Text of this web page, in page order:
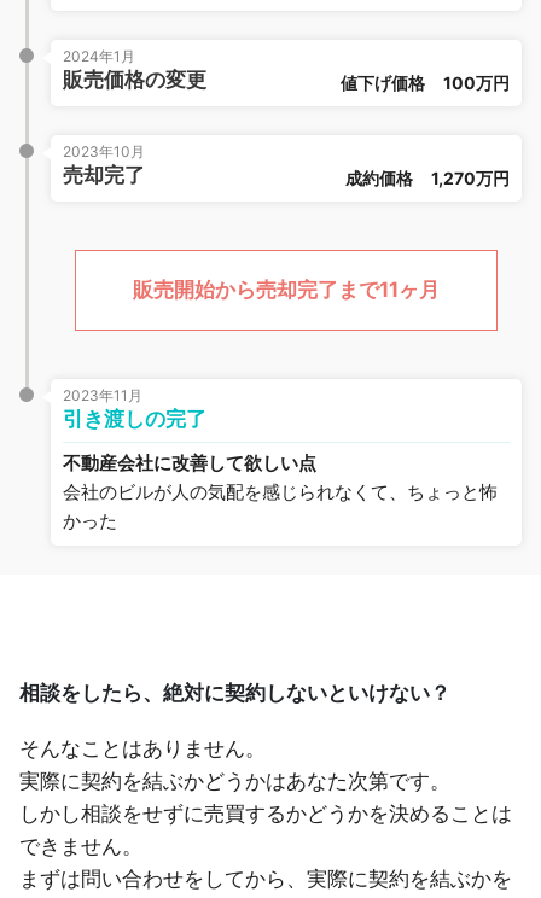
2024年1月
販売価格の変更 値下げ価格 100万円
2023年10月
売却完了 成約価格 1,270万円
販売開始から売却完了まで11ヶ月
2023年11月
引き渡しの完了
不動産会社に改善して欲しい点
会社のビルが人の気配を感じられなくて、ちょっと怖
かった
相談をしたら、絶対に契約しないといけない？
そんなことはありません。
実際に契約を結ぶかどうかはあなた次第です。
しかし相談をせずに売買するかどうかを決めることは
できません。
まずは問い合わせをしてから、実際に契約を結ぶかを